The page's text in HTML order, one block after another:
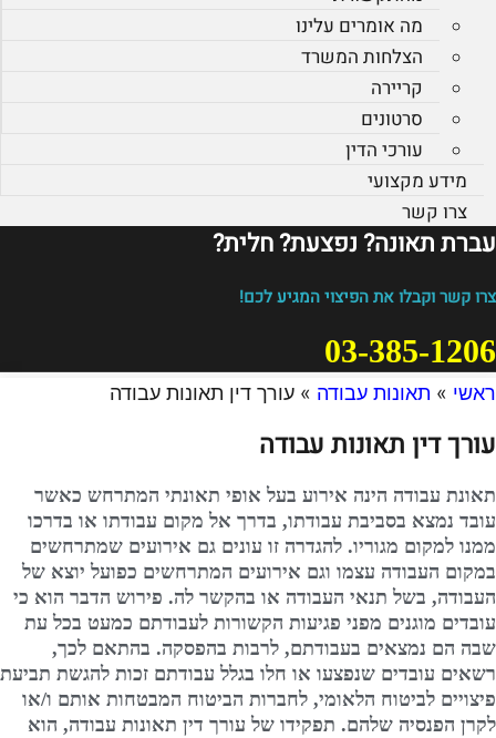
מה אומרים עלינו
הצלחות המשרד
קריירה
סרטונים
עורכי הדין
מידע מקצועי
צרו קשר
עברת תאונה? נפצעת? חלית?​
צרו קשר וקבלו את הפיצוי המגיע לכם!
03-385-1206
ראשי » תאונות עבודה » עורך דין תאונות עבודה
עורך דין תאונות עבודה
תאונת עבודה הינה אירוע בעל אופי תאונתי המתרחש כאשר
עובד נמצא בסביבת עבודתו, בדרך אל מקום עבודתו או בדרכו
ממנו למקום מגוריו. להגדרה זו עונים גם אירועים שמתרחשים
במקום העבודה עצמו וגם אירועים המתרחשים כפועל יוצא של
העבודה, בשל תנאי העבודה או בהקשר לה. פירוש הדבר הוא כי
עובדים מוגנים מפני פגיעות הקשורות לעבודתם כמעט בכל עת
שבה הם נמצאים בעבודתם, לרבות בהפסקה. בהתאם לכך,
רשאים עובדים שנפצעו או חלו בגלל עבודתם זכות להגשת תביעת
פיצויים לביטוח הלאומי, לחברות הביטוח המבטחות אותם ו/או
לקרן הפנסיה שלהם. תפקידו של עורך דין תאונות עבודה, הוא